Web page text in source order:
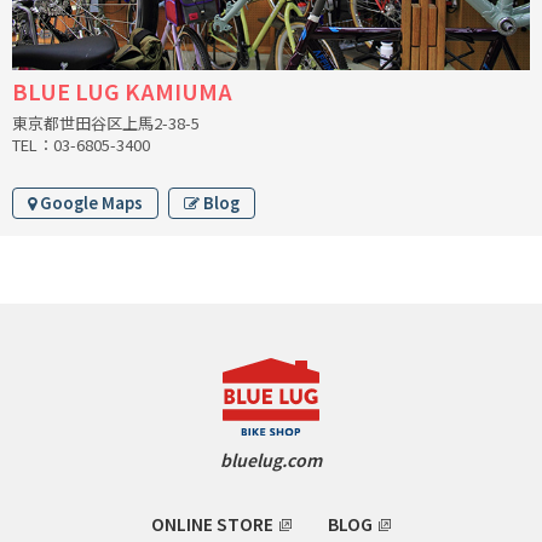
BLUE LUG KAMIUMA
東京都世田谷区上馬2-38-5
TEL：03-6805-3400
Google Maps Blog
INDEPENDENT FABRICATION
LA MARCHE
LOW BICYCLES
OCEAN AIR CYCLES
RAWLAND CYCLES
RETROTEC
bluelug.com
ONLINE STORE BLOG